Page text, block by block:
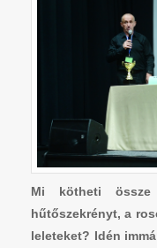
Mi kötheti össze
hűtőszekrényt, a
leleteket? Idén